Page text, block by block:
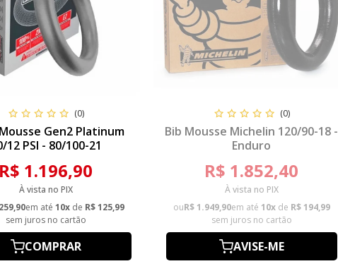
(0)
Gen2 Platinum
12 PSI - 80/100-21
R$ 1.196,90
À vista no PIX
em até 10xde R$ 125,99
sem juros no cartão
COMPRAR
(0)
Bib Mousse Michelin 120/90-18 -
Enduro
R$ 1.852,40
À vista no PIX
ouR$ 1.949,90em até 10xde R$ 194,99
sem juros no cartão
AVISE-ME